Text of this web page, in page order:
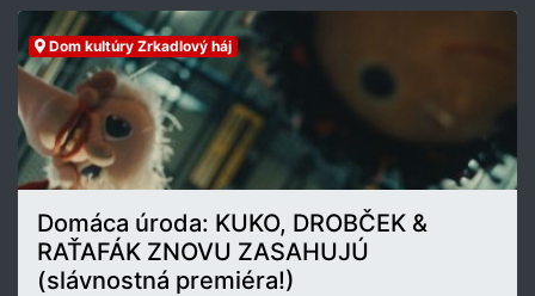
Dom kultúry Zrkadlový háj
Domáca úroda: KUKO, DROBČEK &
RAŤAFÁK ZNOVU ZASAHUJÚ
(slávnostná premiéra!)